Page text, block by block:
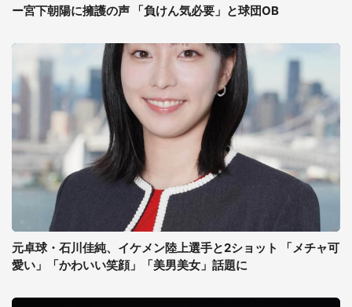
ー宮下朝陽に擁護の声 「負けん気必要」と球団OB
元卓球・石川佳純、イケメン陸上選手と2ショット 「メチャ可
愛い」「かわいい笑顔」「美男美女」話題に